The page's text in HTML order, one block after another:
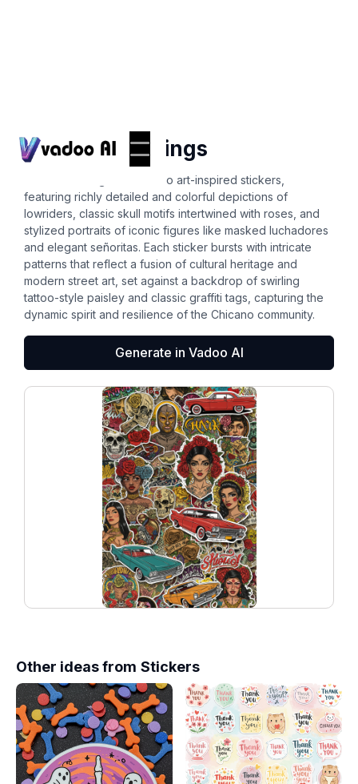
chicano drawings
A vibrant collage of Chicano art-inspired stickers,
featuring richly detailed and colorful depictions of
lowriders, classic skull motifs intertwined with roses, and
stylized portraits of iconic figures like masked luchadores
and elegant señoritas. Each sticker bursts with intricate
patterns that reflect a fusion of cultural heritage and
modern street art, set against a backdrop of swirling
tattoo-style paisley and classic graffiti tags, capturing the
dynamic spirit and resilience of the Chicano community.
Generate in Vadoo AI
Other ideas from Stickers